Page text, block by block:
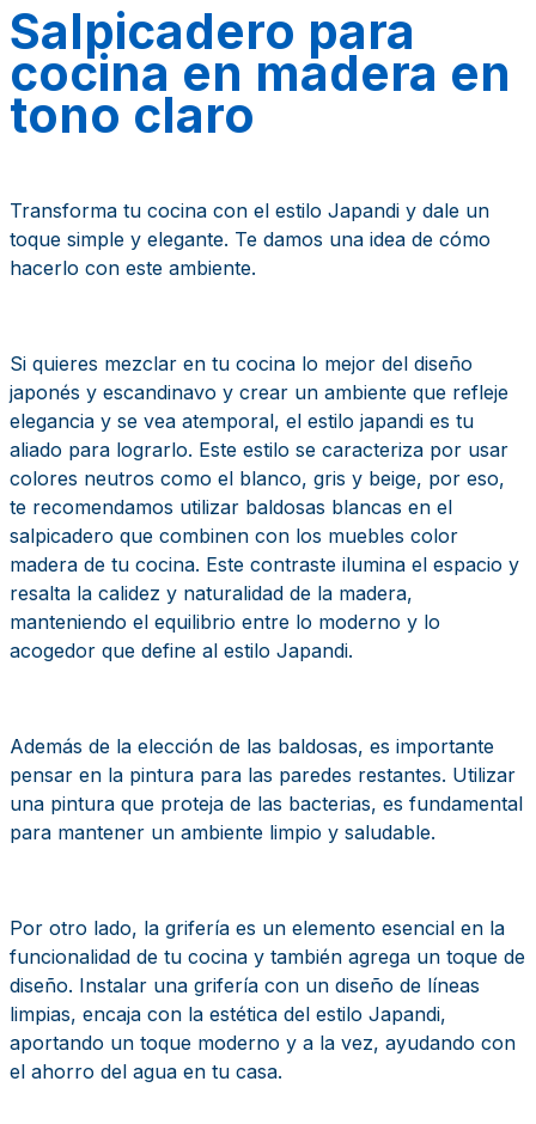
Salpicadero para
cocina en madera en
tono claro
Transforma tu cocina con el estilo Japandi y dale un
toque simple y elegante. Te damos una idea de cómo
hacerlo con este ambiente.
Si quieres mezclar en tu cocina lo mejor del diseño
japonés y escandinavo y crear un ambiente que refleje
elegancia y se vea atemporal, el estilo japandi es tu
aliado para lograrlo. Este estilo se caracteriza por usar
colores neutros como el blanco, gris y beige, por eso,
te recomendamos utilizar baldosas blancas en el
salpicadero que combinen con los muebles color
madera de tu cocina. Este contraste ilumina el espacio y
resalta la calidez y naturalidad de la madera,
manteniendo el equilibrio entre lo moderno y lo
acogedor que define al estilo Japandi.
Además de la elección de las baldosas, es importante
pensar en la pintura para las paredes restantes. Utilizar
una pintura que proteja de las bacterias, es fundamental
para mantener un ambiente limpio y saludable.
Por otro lado, la grifería es un elemento esencial en la
funcionalidad de tu cocina y también agrega un toque de
diseño. Instalar una grifería con un diseño de líneas
limpias, encaja con la estética del estilo Japandi,
aportando un toque moderno y a la vez, ayudando con
el ahorro del agua en tu casa.